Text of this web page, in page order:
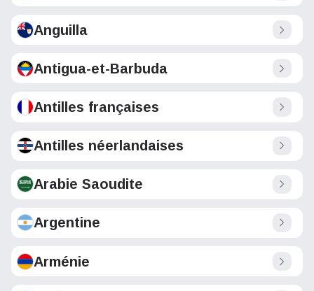
Anguilla
Antigua-et-Barbuda
Antilles françaises
Antilles néerlandaises
Arabie Saoudite
Argentine
Arménie